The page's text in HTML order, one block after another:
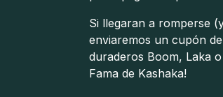
Si llegaran a romperse
enviaremos un cupón
duraderos Boom, Laka
Fama de Kashaka!